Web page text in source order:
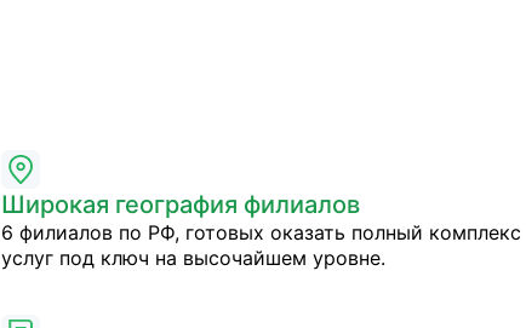
Широкая география филиалов
6 филиалов по РФ, готовых оказать полный комплекс
услуг под ключ на высочайшем уровне.